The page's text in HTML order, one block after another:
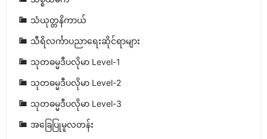
သံယုတ္တနိကာယ်
သီရိလင်္ကာပညာရေးဆိုင်ရာများ
သုတဓမ္မဒီပလိုမာ Level-1
သုတဓမ္မဒီပလိုမာ Level-2
သုတဓမ္မဒီပလိုမာ Level-3
အခြေပြုမူလတန်း